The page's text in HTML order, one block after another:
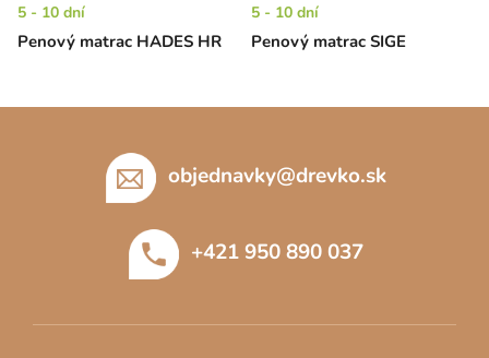
Penový matrac HADES HR
5 - 10 dní
Penový matrac SIGE
5 - 10 dní
objednavky@drevko.sk
+421 950 890 037